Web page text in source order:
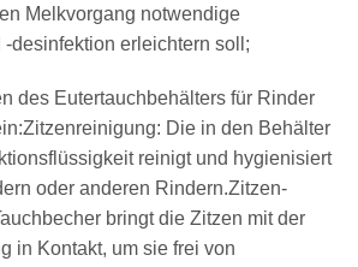
Melkvorgang notwendige
desinfektion erleichtern soll;
des Eutertauchbehälters für Rinder
Zitzenreinigung: Die in den Behälter
reinigt und hygienisiert
oder anderen Rindern.Zitzen-
bringt die Zitzen mit der
in Kontakt, um sie frei von